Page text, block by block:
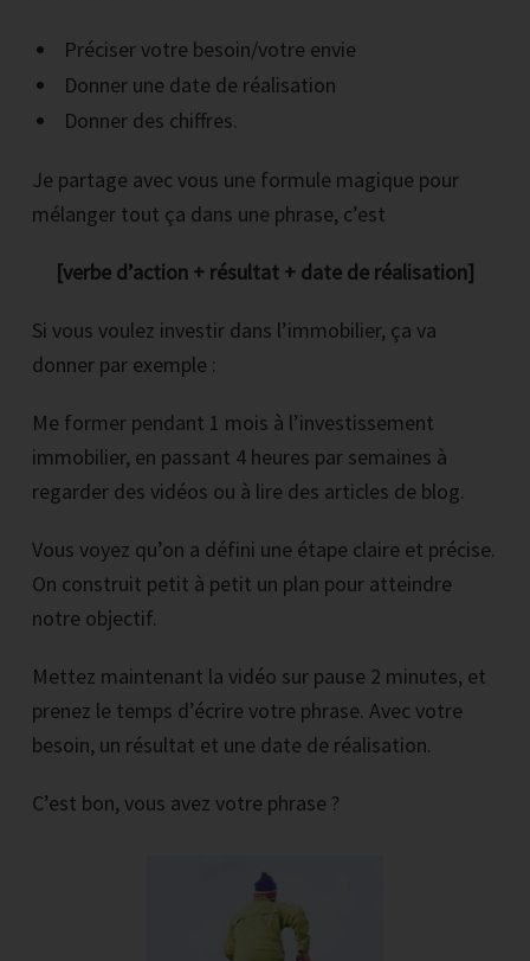
Préciser votre besoin/votre envie
Donner une date de réalisation
Donner des chiffres.
Je partage avec vous une formule magique pour
mélanger tout ça dans une phrase, c’est
[verbe d’action + résultat + date de réalisation]
Si vous voulez investir dans l’immobilier, ça va
donner par exemple :
Me former pendant 1 mois à l’investissement
immobilier, en passant 4 heures par semaines à
regarder des vidéos ou à lire des articles de blog.
Vous voyez qu’on a défini une étape claire et précise.
On construit petit à petit un plan pour atteindre
notre objectif.
Mettez maintenant la vidéo sur pause 2 minutes, et
prenez le temps d’écrire votre phrase. Avec votre
besoin, un résultat et une date de réalisation.
C’est bon, vous avez votre phrase ?